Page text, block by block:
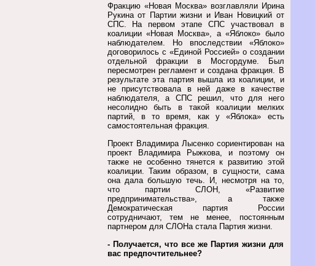
Фракцию «Новая Москва» возглавляли Ирина
Рукина от Партии жизни и Иван Новицкий от
СПС. На первом этапе СПС участвовал в
коалиции «Новая Москва», а «Яблоко» было
наблюдателем. Но впоследствии «Яблоко»
договорилось с «Единой Россией» о создании
отдельной фракции в Мосгордуме. Был
пересмотрен регламент и создана фракция. В
результате эта партия вышла из коалиции, и
не присутствовала в ней даже в качестве
наблюдателя, а СПС решил, что для него
несолидно быть в такой коалиции мелких
партий, в то время, как у «Яблока» есть
самостоятельная фракция.
Проект Владимира Лысенко сориентирован на
проект Владимира Рыжкова, и поэтому он
также не особенно тянется к развитию этой
коалиции. Таким образом, в сущности, сама
она дала большую течь. И, несмотря на то,
что партии СЛОН, «Развитие
предпринимательства», а также
Демократическая партия России
сотрудничают, тем не менее, постоянным
партнером для СЛОНа стала Партия жизни.
- Получается, что все же Партия жизни для
вас предпочтительнее?